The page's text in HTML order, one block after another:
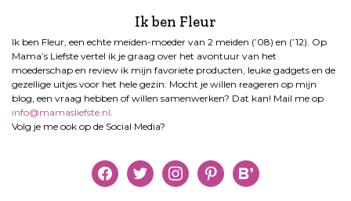
Ik ben Fleur
Ik ben Fleur, een echte meiden-moeder van 2 meiden (’08) en (’12). Op
Mama’s Liefste vertel ik je graag over het avontuur van het
moederschap en review ik mijn favoriete producten, leuke gadgets en de
gezellige uitjes voor het hele gezin. Mocht je willen reageren op mijn
blog, een vraag hebben of willen samenwerken? Dat kan! Mail me op
info@mamasliefste.nl.
Volg je me ook op de Social Media?
facebooktwitter instagrampinterestbloglovin